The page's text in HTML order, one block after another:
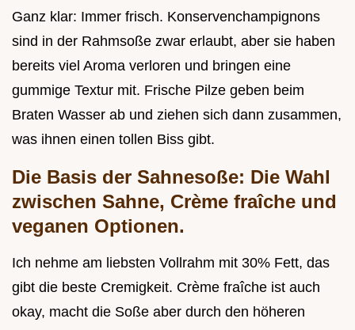
Ganz klar: Immer frisch. Konservenchampignons
sind in der Rahmsoße zwar erlaubt, aber sie haben
bereits viel Aroma verloren und bringen eine
gummige Textur mit. Frische Pilze geben beim
Braten Wasser ab und ziehen sich dann zusammen,
was ihnen einen tollen Biss gibt.
Die Basis der Sahnesoße: Die Wahl
zwischen Sahne, Crème fraîche und
veganen Optionen.
Ich nehme am liebsten Vollrahm mit 30% Fett, das
gibt die beste Cremigkeit. Crème fraîche ist auch
okay, macht die Soße aber durch den höheren